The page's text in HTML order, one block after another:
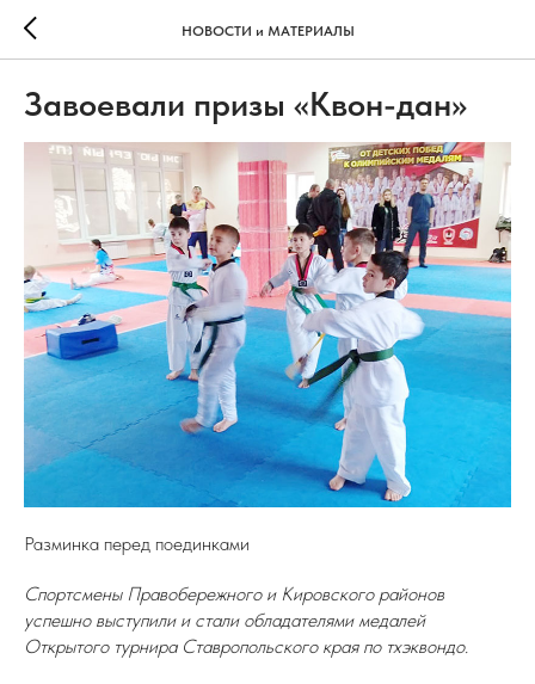
НОВОСТИ и МАТЕРИАЛЫ
Завоевали призы «Квон-дан»
Разминка перед поединками
Спортсмены Правобережного и Кировского районов
успешно выступили и стали обладателями медалей
Открытого турнира Ставропольского края по тхэквондо.